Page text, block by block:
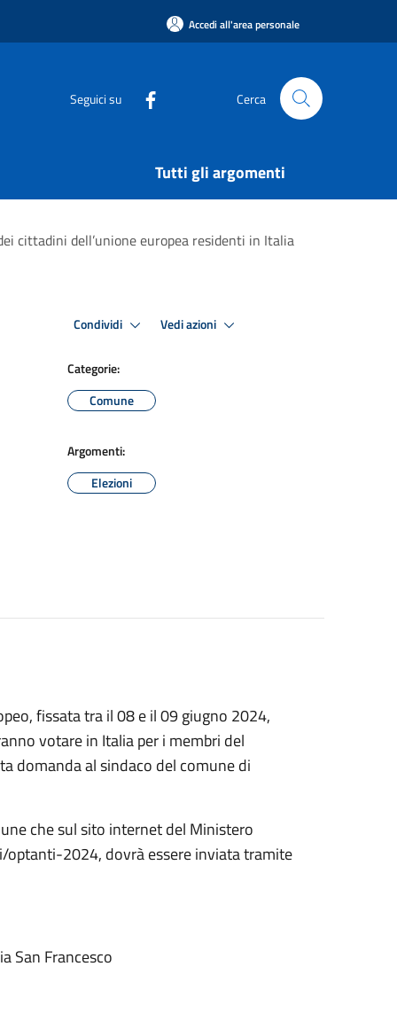
Accedi all'area personale
Seguici su Cerca
Tutti gli argomenti
cittadini dell’unione europea residenti in Italia
Condividi Vedi azioni
Categorie:
Comune
Argomenti:
Elezioni
fissata tra il 08 e il 09 giugno 2024,
votare in Italia per i membri del
domanda al sindaco del comune di
che sul sito internet del Ministero
optanti-2024, dovrà essere inviata tramite
San Francesco